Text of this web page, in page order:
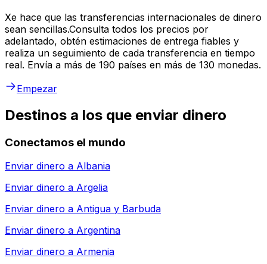
Xe hace que las transferencias internacionales de dinero
sean sencillas.Consulta todos los precios por
adelantado, obtén estimaciones de entrega fiables y
realiza un seguimiento de cada transferencia en tiempo
real. Envía a más de 190 países en más de 130 monedas.
Empezar
Destinos a los que enviar dinero
Conectamos el mundo
Enviar dinero a Albania
Enviar dinero a Argelia
Enviar dinero a Antigua y Barbuda
Enviar dinero a Argentina
Enviar dinero a Armenia